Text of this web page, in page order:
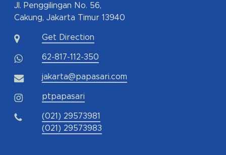
Jl. Penggilingan No. 56,
Cakung, Jakarta Timur 13940
Get Direction
62-817-112-350
jakarta@papasari.com
ptpapasari
(021) 29573981
(021) 29573983